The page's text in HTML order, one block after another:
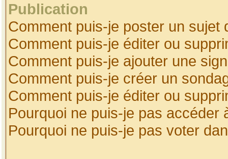
Publication
Comment puis-je poster un sujet
Comment puis-je éditer ou
Comment puis-je ajouter une
Comment puis-je créer un
Comment puis-je éditer ou
Pourquoi ne puis-je pas accéder
Pourquoi ne puis-je pas voter